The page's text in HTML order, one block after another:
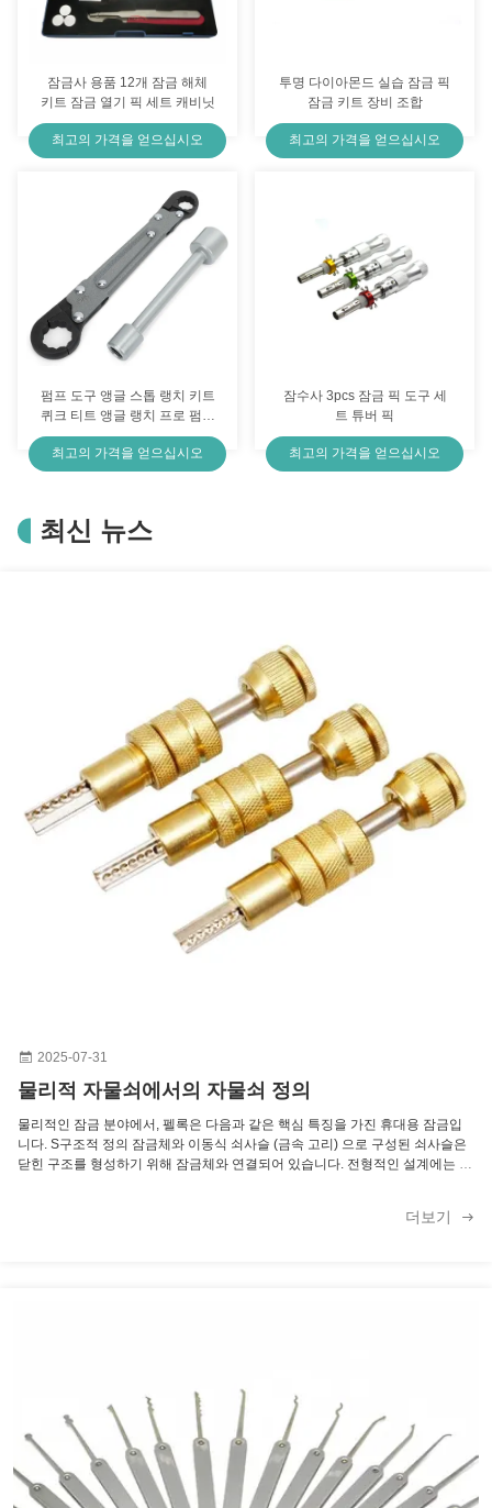
잠금사 용품 12개 잠금 해체
키트 잠금 열기 픽 세트 캐비닛
최고의 가격을 얻으십시오
투명 다이아몬드 실습 잠금 픽
잠금 키트 장비 조합
최고의 가격을 얻으십시오
펌프 도구 앵글 스톱 랭치 키트
퀴크 티트 앵글 랭치 프로 펌버
블랙 및 유지보수 작업자
최고의 가격을 얻으십시오
잠수사 3pcs 잠금 픽 도구 세
트 튜버 픽
최고의 가격을 얻으십시오
최신 뉴스
2025-07-31
물리적 자물쇠에서의 자물쇠 정의
물리적인 잠금 분야에서, 펠록은 다음과 같은 핵심 특징을 가진 휴대용 잠금입
니다. S구조적 정의 잠금체와 이동식 쇠사슬 (금속 고리) 으로 구성된 쇠사슬은
닫힌 구조를 형성하기 위해 잠금체와 연결되어 있습니다. 전형적인 설계에는 직
더보기